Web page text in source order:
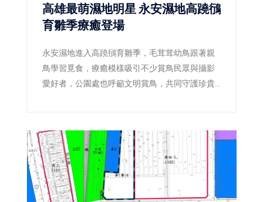
高雄最萌濕地明星 永安濕地高蹺鴴
育雛季療癒登場
永安濕地進入高蹺鴴育雛季，毛茸茸幼鳥跟著親
鳥學習覓食，療癒模樣吸引不少賞鳥民眾與攝影
愛好者，公園處也呼籲文明賞鳥，共同守護珍貴